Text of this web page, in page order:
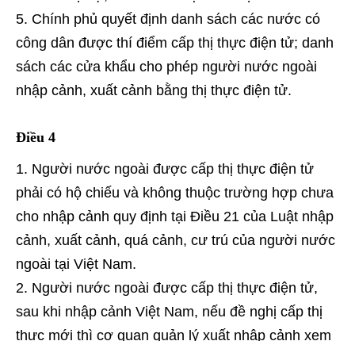
Chính phủ quyết định danh sách các nước có
công dân được thí điểm cấp thị thực điện tử; danh
sách các cửa khẩu cho phép người nước ngoài
nhập cảnh, xuất cảnh bằng thị thực điện tử.
Điều 4
Người nước ngoài được cấp thị thực điện tử
phải có hộ chiếu và không thuộc trường hợp chưa
cho nhập cảnh quy định tại Điều 21 của Luật nhập
cảnh, xuất cảnh, quá cảnh, cư trú của người nước
ngoài tại Việt Nam.
Người nước ngoài được cấp thị thực điện tử,
sau khi nhập cảnh Việt Nam, nếu đề nghị cấp thị
thực mới thì cơ quan quản lý xuất nhập cảnh xem